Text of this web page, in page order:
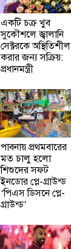
একটি চক্র খুব
সুকৌশলে জ্বালানি
সেক্টরকে অস্থিতিশীল
করার জন্য সক্রিয়:
প্রধানমন্ত্রী
পাবনায় প্রথমবারের
মত চালু হলো
শিশুদের সফট
ইনডোর প্লে-গ্রাউন্ড
‘পিএস ডিসনে প্লে-
গ্রাউন্ড’